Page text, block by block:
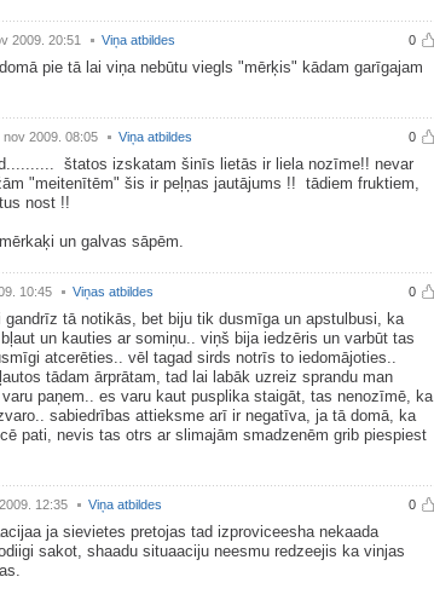
0
2009. 20:51 Viņa atbildes
pie tā lai viņa nebūtu viegls "mērķis" kādam garīgajam
0
nov 2009. 08:05 Viņa atbildes
štatos izskatam šinīs lietās ir liela nozīme!! nevar
"meitenītēm" šis ir peļņas jautājums !! tādiem fruktiem,
nost !!
un galvas sāpēm.
0
10:45 Viņas atbildes
gandrīz tā notikās, bet biju tik dusmīga un apstulbusi, ka
un kauties ar somiņu.. viņš bija iedzēris un varbūt tas
atcerēties.. vēl tagad sirds notrīs to iedomājoties..
tādam ārprātam, tad lai labāk uzreiz sprandu man
paņem.. es varu kaut pusplika staigāt, tas nenozīmē, ka
sabiedrības attieksme arī ir negatīva, ja tā domā, ka
pati, nevis tas otrs ar slimajām smadzenēm grib piespiest
0
12:35 Viņa atbildes
ja sievietes pretojas tad izproviceesha nekaada
sakot, shaadu situaaciju neesmu redzeejis ka vinjas